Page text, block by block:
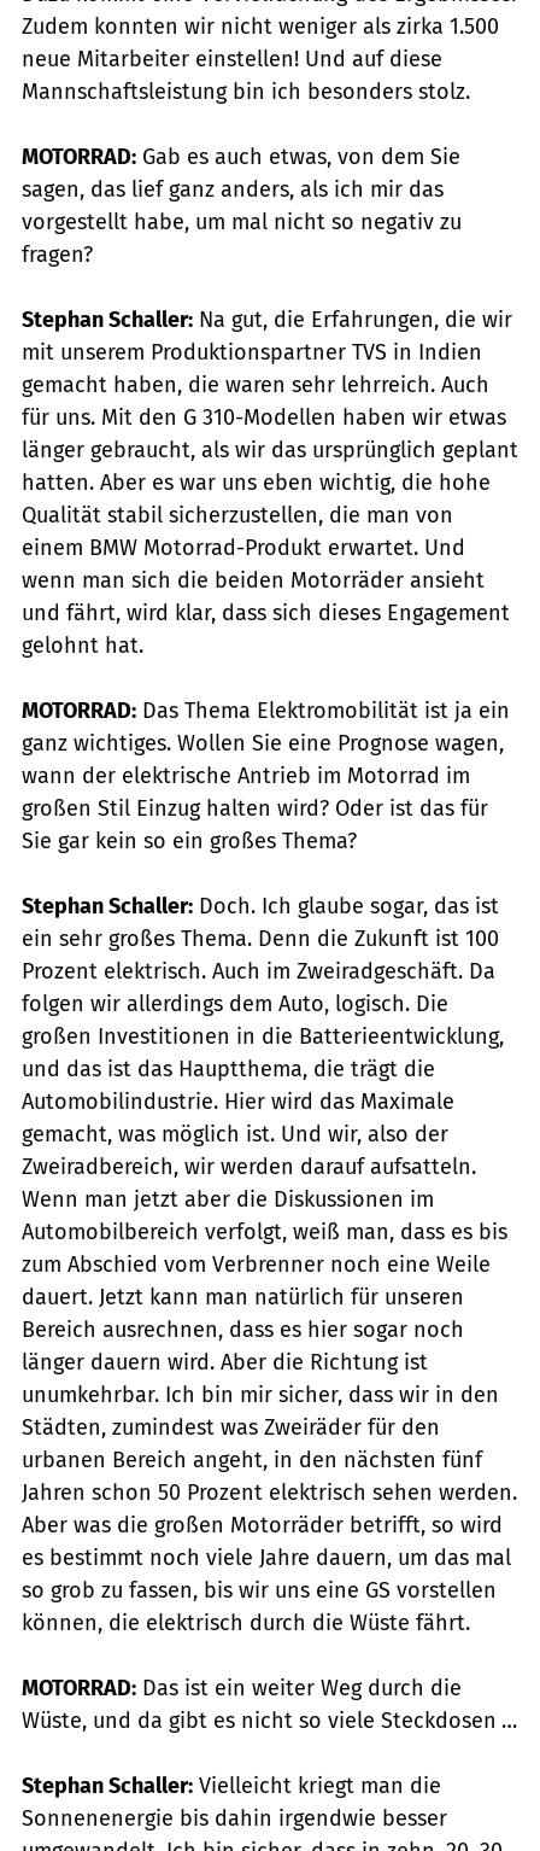
Zudem konnten wir nicht weniger als zirka 1.500
neue Mitarbeiter einstellen! Und auf diese
Mannschaftsleistung bin ich besonders stolz.
MOTORRAD: Gab es auch etwas, von dem Sie
sagen, das lief ganz anders, als ich mir das
vorgestellt habe, um mal nicht so negativ zu
fragen?
Stephan Schaller: Na gut, die Erfahrungen, die wir
mit unserem Produktionspartner TVS in Indien
gemacht haben, die waren sehr lehrreich. Auch
für uns. Mit den G 310-Modellen haben wir etwas
länger gebraucht, als wir das ursprünglich geplant
hatten. Aber es war uns eben wichtig, die hohe
Qualität stabil sicherzustellen, die man von
einem BMW Motorrad-Produkt erwartet. Und
wenn man sich die beiden Motorräder ansieht
und fährt, wird klar, dass sich dieses Engagement
gelohnt hat.
MOTORRAD: Das Thema Elektromobilität ist ja ein
ganz wichtiges. Wollen Sie eine Prognose wagen,
wann der elektrische Antrieb im Motorrad im
großen Stil Einzug halten wird? Oder ist das für
Sie gar kein so ein großes Thema?
Stephan Schaller: Doch. Ich glaube sogar, das ist
ein sehr großes Thema. Denn die Zukunft ist 100
Prozent elektrisch. Auch im Zweiradgeschäft. Da
folgen wir allerdings dem Auto, logisch. Die
großen Investitionen in die Batterieentwicklung,
und das ist das Hauptthema, die trägt die
Automobilindustrie. Hier wird das Maximale
gemacht, was möglich ist. Und wir, also der
Zweiradbereich, wir werden darauf aufsatteln.
Wenn man jetzt aber die Diskussionen im
Automobilbereich verfolgt, weiß man, dass es bis
zum Abschied vom Verbrenner noch eine Weile
dauert. Jetzt kann man natürlich für unseren
Bereich ausrechnen, dass es hier sogar noch
länger dauern wird. Aber die Richtung ist
unumkehrbar. Ich bin mir sicher, dass wir in den
Städten, zumindest was Zweiräder für den
urbanen Bereich angeht, in den nächsten fünf
Jahren schon 50 Prozent elektrisch sehen werden.
Aber was die großen Motorräder betrifft, so wird
es bestimmt noch viele Jahre dauern, um das mal
so grob zu fassen, bis wir uns eine GS vorstellen
können, die elektrisch durch die Wüste fährt.
MOTORRAD: Das ist ein weiter Weg durch die
Wüste, und da gibt es nicht so viele Steckdosen …
Stephan Schaller: Vielleicht kriegt man die
Sonnenenergie bis dahin irgendwie besser